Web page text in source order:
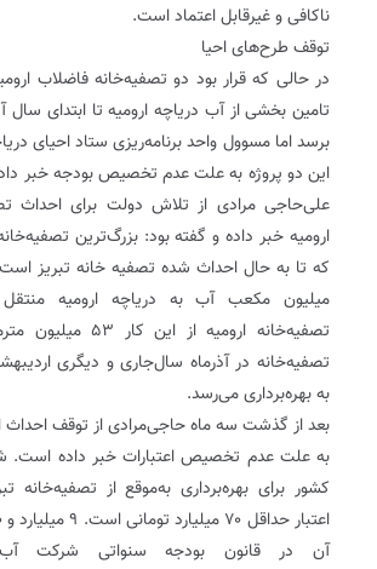
ناکافی و غیر‌قابل اعتماد است.
توقف طرح‌های احیا
در حالی که قرار بود دو تصفیه‌خانه فاضلاب
تامین بخشی از آب دریاچه ارومیه تا ابتدای سال
برسد اما مسوول واحد برنامه‌ریزی ستاد احیای
این دو پروژه به علت عدم تخصیص بودجه خبر
علی‌حاجی مرادی از تلاش دولت برای احداث
ارومیه خبر داده و گفته بود: بزرگ‌ترین
میلیون مکعب آب به دریاچه ارومیه
تصفیه‌خانه ارومیه از
تصفیه‌خانه در آذرماه سال‌جاری و دیگری
به بهره‌برداری می‌رسد.
بعد از گذشت سه ماه حاجی‌مرادی از توقف احداث
به علت عدم تخصیص اعتبارات خبر داده است.
کشور برای بهره‌برداری به‌موقع از تصفیه‌خانه
آن در قانون بودجه سنواتی شرکت